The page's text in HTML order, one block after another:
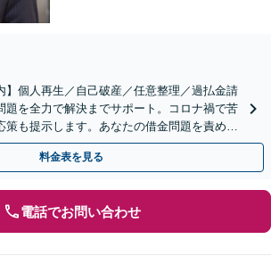
】個人再生／自己破産／任意整理／過払金請
題を全力で解決までサポート。コロナ禍で苦
策も提示します。あなたの借金問題を責める
気軽にご相談ください。
料金表を見る
電話でお問い合わせ